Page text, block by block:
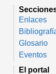
Enlaces
Glosario
Eventos
El portal